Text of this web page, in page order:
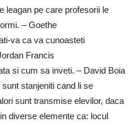
leagan pe care profesorii le
– Goethe
va ca va cunoasteti
Francis
si cum sa inveti. – David Boia
stanjeniti cand li se
sunt transmise elevilor, daca
diverse elemente ca: locul